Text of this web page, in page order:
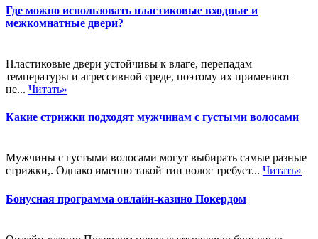
Где можно использовать пластиковые входные и
межкомнатные двери?
Пластиковые двери устойчивы к влаге, перепадам
температуры и агрессивной среде, поэтому их применяют
не... Читать»
Какие стрижки подходят мужчинам с густыми волосами
Мужчины с густыми волосами могут выбирать самые разные
стрижки,. Однако именно такой тип волос требует... Читать»
Бонусная программа онлайн-казино Покердом